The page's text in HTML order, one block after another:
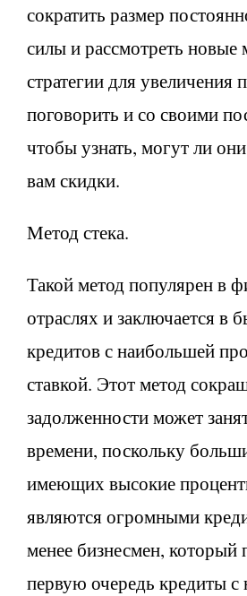
сократить размер
силы и рассмотреть новые
стратегии для увеличения
поговорить и со своими
чтобы узнать, могут ли
вам скидки.
Метод стека.
Такой метод популярен в
отраслях и заключается в
кредитов с наибольшей
ставкой. Этот метод
задолженности может
времени, поскольку
имеющих высокие
являются огромными
менее бизнесмен, который
первую очередь кредиты